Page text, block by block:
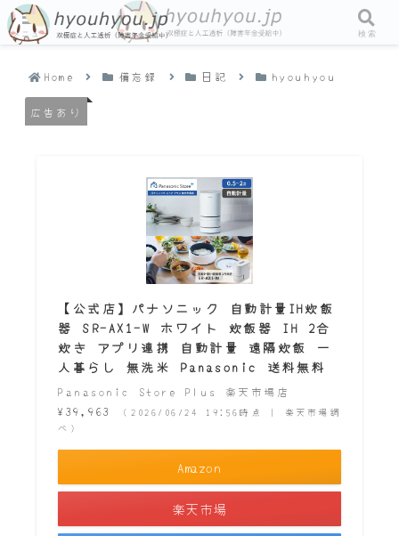
Home 備忘録 日記 hyouhyou
広告あり
【公式店】パナソニック 自動計量IH炊飯
器 SR-AX1-W ホワイト 炊飯器 IH 2合
炊き アプリ連携 自動計量 遠隔炊飯 一
人暮らし 無洗米 Panasonic 送料無料
Panasonic Store Plus 楽天市場店
¥39,963
（2026/06/24 19:56時点 | 楽天市場調
べ）
Amazon
楽天市場
メニュー 検索